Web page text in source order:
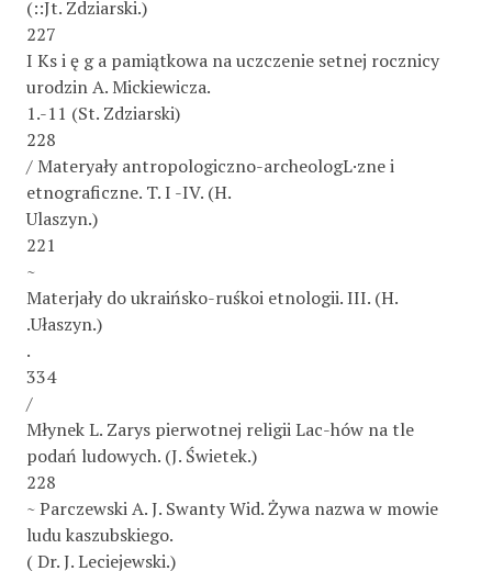
(::Jt. Zdziarski.)
227
I Ks i ę g a pamiątkowa na uczczenie setnej rocznicy
urodzin A. Mickiewicza.
1.-11 (St. Zdziarski)
228
/ Materyały antropologiczno-archeologL·zne i
etnograficzne. T. I -IV. (H.
Ulaszyn.)
221
~
Materjały do ukraińsko-ruśkoi etnologii. III. (H.
.Ułaszyn.)
.
334
/
Młynek L. Zarys pierwotnej religii Lac-hów na tle
podań ludowych. (J. Świetek.)
228
~ Parczewski A. J. Swanty Wid. Żywa nazwa w mowie
ludu kaszubskiego.
( Dr. J. Leciejewski.)